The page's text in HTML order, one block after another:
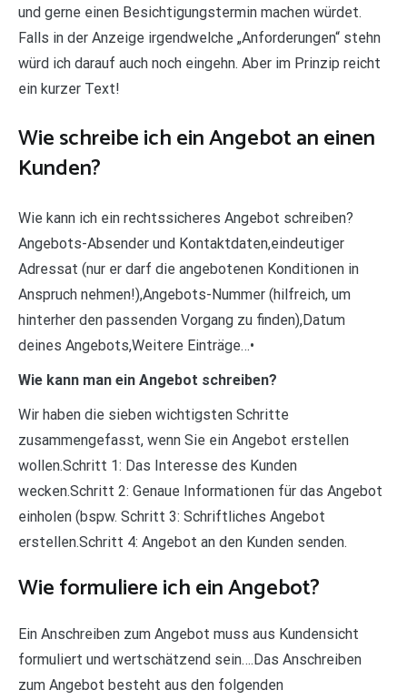
und gerne einen Besichtigungstermin machen würdet.
Falls in der Anzeige irgendwelche „Anforderungen“ stehn
würd ich darauf auch noch eingehn. Aber im Prinzip reicht
ein kurzer Text!
Wie schreibe ich ein Angebot an einen
Kunden?
Wie kann ich ein rechtssicheres Angebot schreiben?
Angebots-Absender und Kontaktdaten,eindeutiger
Adressat (nur er darf die angebotenen Konditionen in
Anspruch nehmen!),Angebots-Nummer (hilfreich, um
hinterher den passenden Vorgang zu finden),Datum
deines Angebots,Weitere Einträge…•
Wie kann man ein Angebot schreiben?
Wir haben die sieben wichtigsten Schritte
zusammengefasst, wenn Sie ein Angebot erstellen
wollen.Schritt 1: Das Interesse des Kunden
wecken.Schritt 2: Genaue Informationen für das Angebot
einholen (bspw. Schritt 3: Schriftliches Angebot
erstellen.Schritt 4: Angebot an den Kunden senden.
Wie formuliere ich ein Angebot?
Ein Anschreiben zum Angebot muss aus Kundensicht
formuliert und wertschätzend sein….Das Anschreiben
zum Angebot besteht aus den folgenden